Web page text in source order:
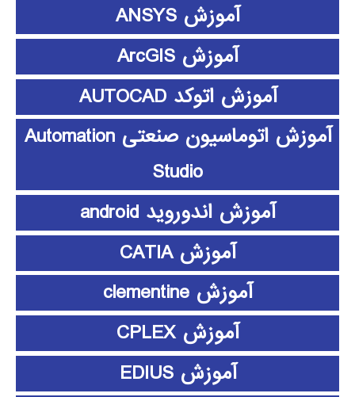
آموزش ANSYS
آموزش ArcGIS
آموزش اتوکد AUTOCAD
آموزش اتوماسیون صنعتی Automation
Studio
آموزش اندوروید android
آموزش CATIA
آموزش clementine
آموزش CPLEX
آموزش EDIUS